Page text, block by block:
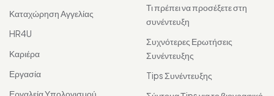
Καταχώρηση Αγγελίας
HR4U
Καριέρα
Εργασία
Εργαλεία Υπολογισμού
Τι πρέπει να προσέξετε στη
συνέντευξη
Συχνότερες Ερωτήσεις
Συνέντευξης
Tips Συνέντευξης